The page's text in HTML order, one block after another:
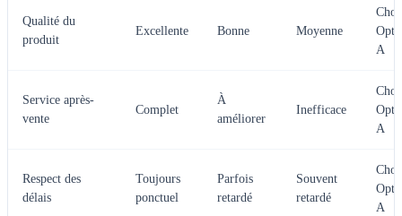
Qualité du
produit
Excellente Bonne Moyenne
A
Service après-
vente
Complet
À
améliorer
Inefficace
A
Respect des
délais
Toujours
ponctuel
Parfois
retardé
Souvent
retardé
A